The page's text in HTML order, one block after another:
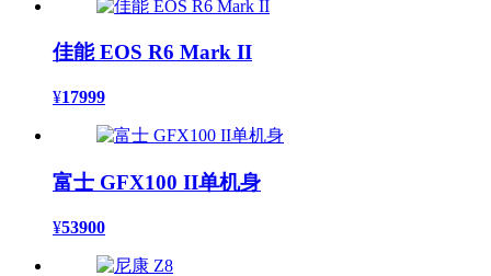
佳能 EOS R6 Mark II
¥17999
富士 GFX100 II单机身
¥53900